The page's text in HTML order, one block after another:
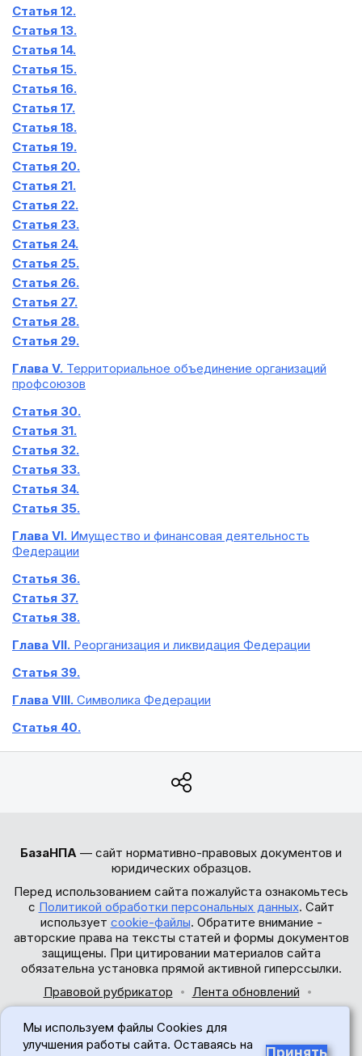
Статья 12.
Статья 13.
Статья 14.
Статья 15.
Статья 16.
Статья 17.
Статья 18.
Статья 19.
Статья 20.
Статья 21.
Статья 22.
Статья 23.
Статья 24.
Статья 25.
Статья 26.
Статья 27.
Статья 28.
Статья 29.
Глава V. Территориальное объединение организаций
профсоюзов
Статья 30.
Статья 31.
Статья 32.
Статья 33.
Статья 34.
Статья 35.
Глава VI. Имущество и финансовая деятельность
Федерации
Статья 36.
Статья 37.
Статья 38.
Глава VII. Реорганизация и ликвидация Федерации
Статья 39.
Глава VIII. Символика Федерации
Статья 40.
БазаНПА — сайт нормативно-правовых документов и
юридических образцов.
Перед использованием сайта пожалуйста ознакомьтесь
с Политикой обработки персональных данных. Сайт
использует cookie-файлы. Обратите внимание -
авторские права на тексты статей и формы документов
защищены. При цитировании материалов сайта
обязательна установка прямой активной гиперссылки.
Правовой рубрикатор
Лента обновлений
© 2017-2026
Мы используем файлы Cookies для
улучшения работы сайта. Оставаясь на
Принять